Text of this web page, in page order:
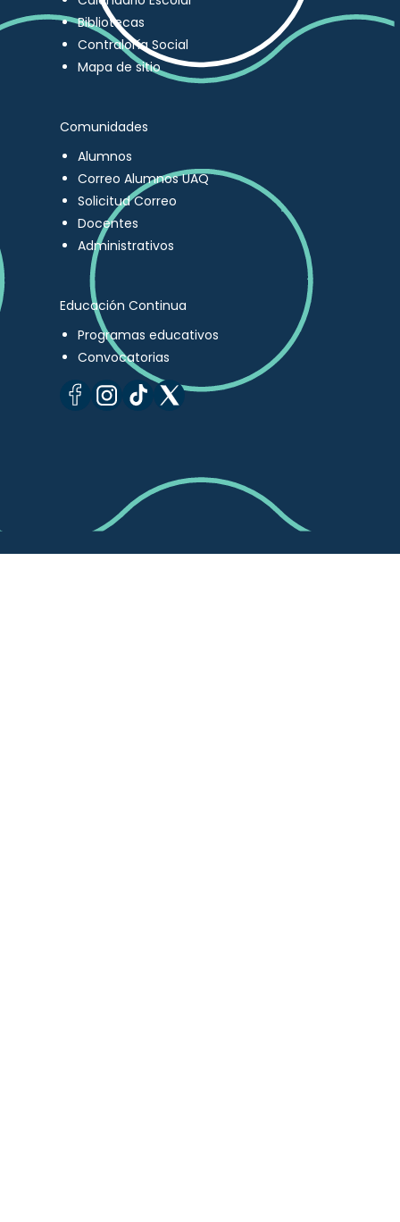
Bibliotecas
Contraloría Social
Mapa de sitio
Comunidades
Alumnos
Correo Alumnos UAQ
Solicitud Correo
Docentes
Administrativos
Educación Continua
Programas educativos
Convocatorias